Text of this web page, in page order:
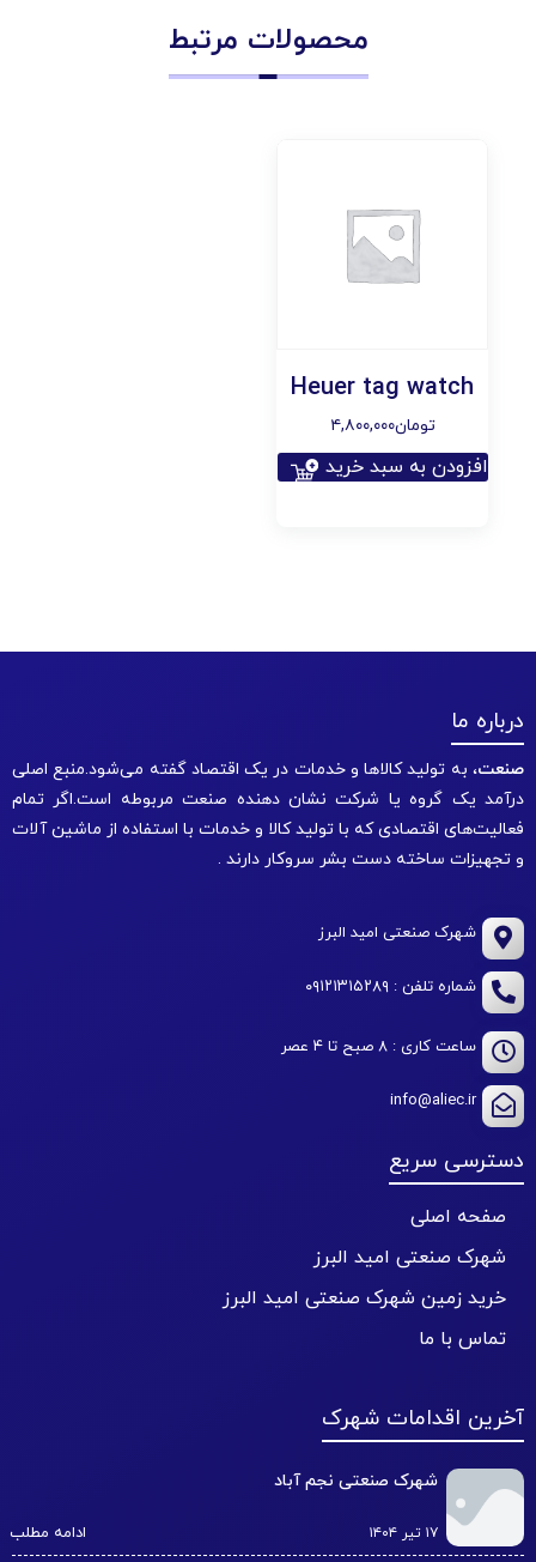
محصولات مرتبط
Heuer tag watch
تومان۴,۸۰۰,۰۰۰
افزودن به سبد خرید
درباره ما
صنعت، به تولید کالاها و خدمات در یک اقتصاد گفته می‌شود.منبع اصلی
درآمد یک گروه یا شرکت نشان دهنده صنعت مربوطه است.اگر تمام
فعالیت‌های اقتصادی که با تولید کالا و خدمات با استفاده از ماشین آلات
و تجهیزات ساخته دست بشر سروکار دارند .
شهرک صنعتی امید البرز
شماره تلفن : ۰۹۱۲۱۳۱۵۲۸۹
ساعت کاری : ۸ صبح تا ۴ عصر
info@aliec.ir
دسترسی سریع
صفحه اصلی
شهرک صنعتی امید البرز
خرید زمین شهرک صنعتی امید البرز
تماس با ما
آخرین اقدامات شهرک
شهرک صنعتی نجم آباد
۱۷ تیر ۱۴۰۴ ادامه مطلب